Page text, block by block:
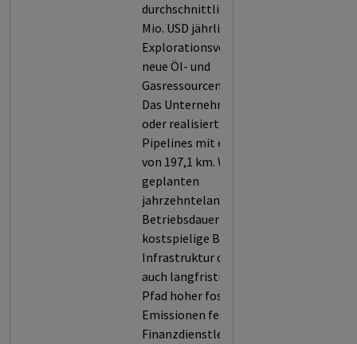
durchschnittlich 230,1
Mio. USD jährlich in
Explorationsvorhaben für
neue Öl- und
Gasressourcen investiert.
Das Unternehmen plant
oder realisiert neue
Pipelines mit einer Länge
von 197,1 km. Wegen der
geplanten
jahrzehntelangen
Betriebsdauer legt der
kostspielige Bau neuer
Infrastruktur die Welt
auch langfristig auf einen
Pfad hoher fossiler
Emissionen fest.
Finanzdienstleistungen